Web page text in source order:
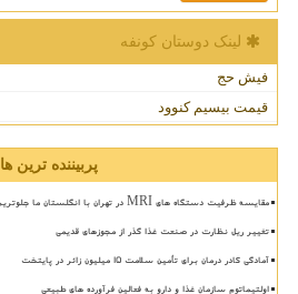
لینک دوستان كونفه
فیش حج
قیمت بیسیم کنوود
پربیننده ترین ها
مقایسه ظرفیت دستگاه های MRI در تهران با انگلستان ما جلوتریم!
تغییر ریل نظارت در صنعت غذا گذر از مجوزهای قدیمی
آمادگی کادر درمان برای تأمین سلامت 15 میلیون زائر در پایتخت
اولتیماتوم سازمان غذا و دارو به فعالین فرآورده های طبیعی